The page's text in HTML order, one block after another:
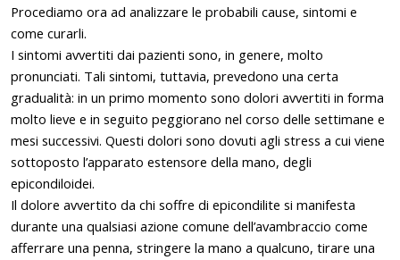
Procediamo ora ad analizzare le probabili cause, sintomi e
come curarli.
I sintomi avvertiti dai pazienti sono, in genere, molto
pronunciati. Tali sintomi, tuttavia, prevedono una certa
gradualità: in un primo momento sono dolori avvertiti in forma
molto lieve e in seguito peggiorano nel corso delle settimane e
mesi successivi. Questi dolori sono dovuti agli stress a cui viene
sottoposto l’apparato estensore della mano, degli
epicondiloidei.
Il dolore avvertito da chi soffre di epicondilite si manifesta
durante una qualsiasi azione comune dell’avambraccio come
afferrare una penna, stringere la mano a qualcuno, tirare una